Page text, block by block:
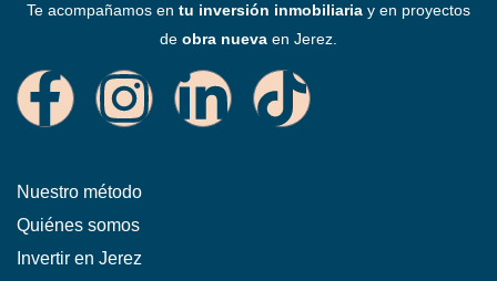
Te acompañamos en tu inversión inmobiliaria y en proyectos
de obra nueva en Jerez.
Nuestro método
Quiénes somos
Invertir en Jerez